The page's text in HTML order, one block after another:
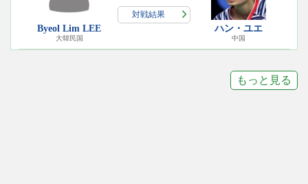
Byeol Lim LEE
大韓民国
対戦結果
ハン・ユエ
中国
もっと見る